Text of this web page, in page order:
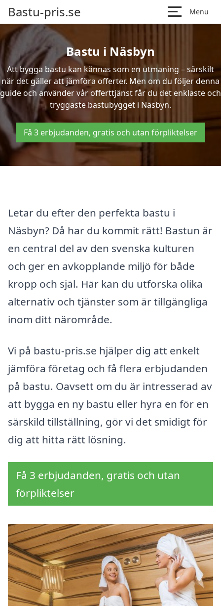
Bastu-pris.se Menu
Bastu i Näsbyn
Att bygga bastu kan kännas som en utmaning – särskilt
när det gäller att jämföra offerter. Men om du följer denna
guide och använder vår offerttjänst får du det enklaste och
tryggaste bastubygget i Näsbyn.
Få 3 erbjudanden, gratis och utan förpliktelser
Letar du efter den perfekta bastu i
Näsbyn? Då har du kommit rätt! Bastun är
en central del av den svenska kulturen
och ger en avkopplande miljö för både
kropp och själ. Här kan du utforska olika
alternativ och tjänster som är tillgängliga
inom ditt närområde.
Vi på bastu-pris.se hjälper dig att enkelt
jämföra företag och få flera erbjudanden
på bastu. Oavsett om du är intresserad av
att bygga en ny bastu eller hyra en för en
särskild tillställning, gör vi det smidigt för
dig att hitta rätt lösning.
Få 3 erbjudanden, gratis och utan
förpliktelser